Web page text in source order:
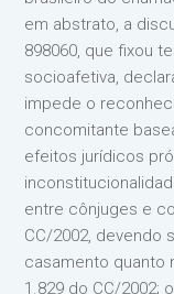
em abstrato, a
898060, que fixou
socioafetiva,
impede o
concomitante
efeitos jurídicos
entre cônjuges e
CC/2002, devendo
casamento quanto
1.829 do CC/2002;